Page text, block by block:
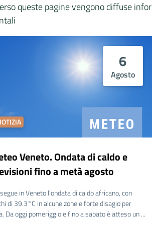
queste pagine vengono diffuse
6
Agosto
Veneto. Ondata di caldo e
fino a metà agosto
in Veneto l’ondata di caldo africano, con
di 39.3°C in alcune zone e forte disagio per
Da oggi pomeriggio e fino a sabato è atteso un ...